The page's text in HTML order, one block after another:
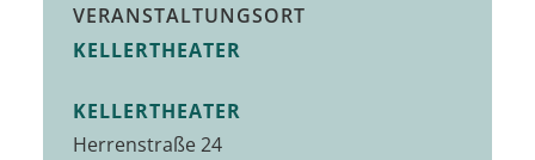
VERANSTALTUNGSORT
KELLERTHEATER
KELLERTHEATER
Herrenstraße 24